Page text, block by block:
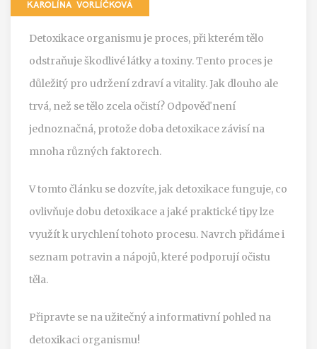
KAROLÍNA VORLÍČKOVÁ
Detoxikace organismu je proces, při kterém tělo
odstraňuje škodlivé látky a toxiny. Tento proces je
důležitý pro udržení zdraví a vitality. Jak dlouho ale
trvá, než se tělo zcela očistí? Odpověď není
jednoznačná, protože doba detoxikace závisí na
mnoha různých faktorech.
V tomto článku se dozvíte, jak detoxikace funguje, co
ovlivňuje dobu detoxikace a jaké praktické tipy lze
využít k urychlení tohoto procesu. Navrch přidáme i
seznam potravin a nápojů, které podporují očistu
těla.
Připravte se na užitečný a informativní pohled na
detoxikaci organismu!